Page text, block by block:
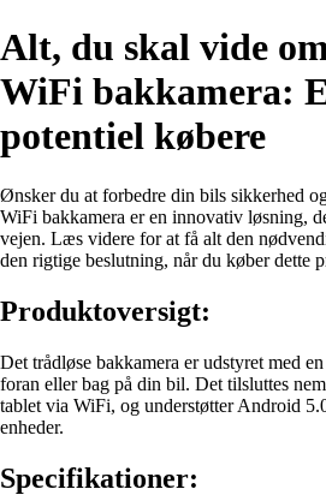
Alt, du skal vide
WiFi bakkamera:
potentiel købere
Ønsker du at forbedre din bils sikkerhed
WiFi bakkamera er en innovativ løsning,
vejen. Læs videre for at få alt den
den rigtige beslutning, når du køber dette
Produktoversigt:
Det trådløse bakkamera er udstyret med
foran eller bag på din bil. Det tilsluttes
tablet via WiFi, og understøtter Android
enheder.
Specifikationer: